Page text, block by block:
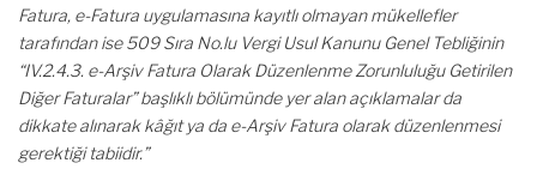
Fatura, e-Fatura uygulamasına kayıtlı olmayan mükellefler
tarafından ise 509 Sıra No.lu Vergi Usul Kanunu Genel Tebliğinin
“IV.2.4.3. e-Arşiv Fatura Olarak Düzenlenme Zorunluluğu Getirilen
Diğer Faturalar” başlıklı bölümünde yer alan açıklamalar da
dikkate alınarak kâğıt ya da e-Arşiv Fatura olarak düzenlenmesi
gerektiği tabiidir.”